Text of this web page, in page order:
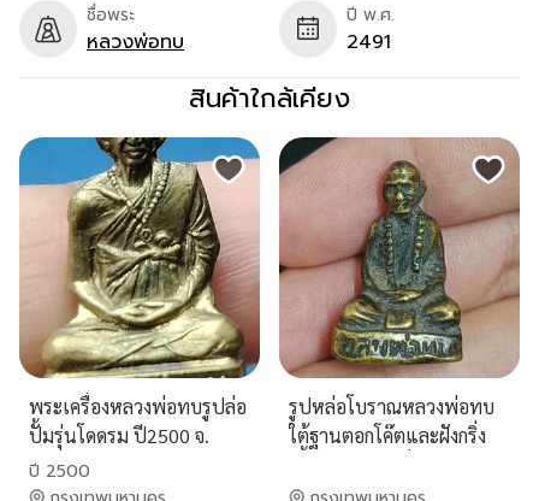
ชื่อพระ
หลวงพ่อทบ
ปี พ.ศ.
2491
สินค้าใกล้เคียง
พระเครื่องหลวงพ่อทบรูปล่อ
ปั้มรุ่นโดดรม ปี2500 จ.
เพชรบูรณ์
ปี 2500
รูปหล่อโบราณหลวงพ่อทบ
ใต้ฐานตอกโค๊ตและฝังกริ่ง
น่าบูชา